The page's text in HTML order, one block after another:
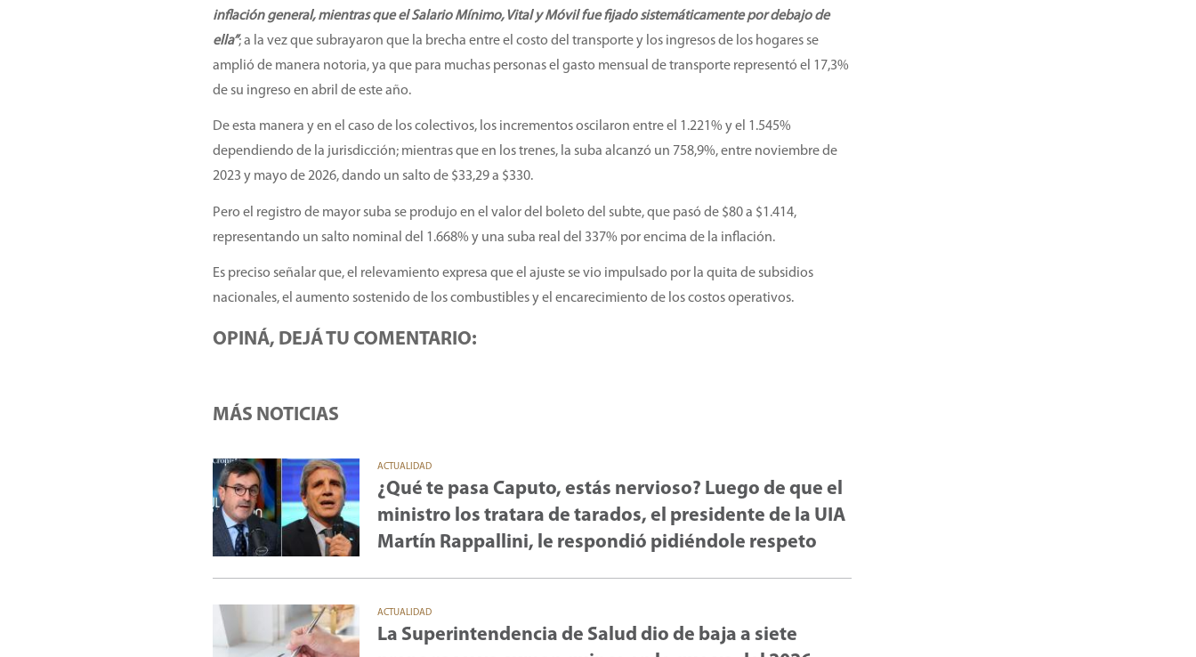
inflación general, mientras que el Salario Mínimo, Vital y Móvil fue fijado sistemáticamente por debajo de
ella”; a la vez que subrayaron que la brecha entre el costo del transporte y los ingresos de los hogares se
amplió de manera notoria, ya que para muchas personas el gasto mensual de transporte representó el 17,3%
de su ingreso en abril de este año.
De esta manera y en el caso de los colectivos, los incrementos oscilaron entre el 1.221% y el 1.545%
dependiendo de la jurisdicción; mientras que en los trenes, la suba alcanzó un 758,9%, entre noviembre de
2023 y mayo de 2026, dando un salto de $33,29 a $330.
Pero el registro de mayor suba se produjo en el valor del boleto del subte, que pasó de $80 a $1.414,
representando un salto nominal del 1.668% y una suba real del 337% por encima de la inflación.
Es preciso señalar que, el relevamiento expresa que el ajuste se vio impulsado por la quita de subsidios
nacionales, el aumento sostenido de los combustibles y el encarecimiento de los costos operativos.
OPINÁ, DEJÁ TU COMENTARIO:
MÁS NOTICIAS
ACTUALIDAD
¿Qué te pasa Caputo, estás nervioso? Luego de que el
ministro los tratara de tarados, el presidente de la UIA
Martín Rappallini, le respondió pidiéndole respeto
ACTUALIDAD
La Superintendencia de Salud dio de baja a siete